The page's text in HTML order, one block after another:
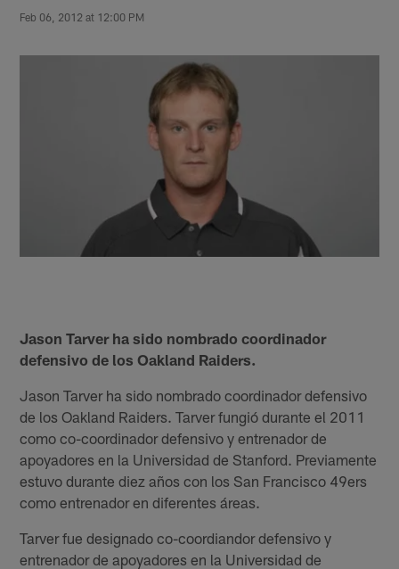
Feb 06, 2012 at 12:00 PM
Jason Tarver ha sido nombrado coordinador
defensivo de los Oakland Raiders.
Jason Tarver ha sido nombrado coordinador defensivo
de los Oakland Raiders. Tarver fungió durante el 2011
como co-coordinador defensivo y entrenador de
apoyadores en la Universidad de Stanford. Previamente
estuvo durante diez años con los San Francisco 49ers
como entrenador en diferentes áreas.
Tarver fue designado co-coordiandor defensivo y
entrenador de apoyadores en la Universidad de